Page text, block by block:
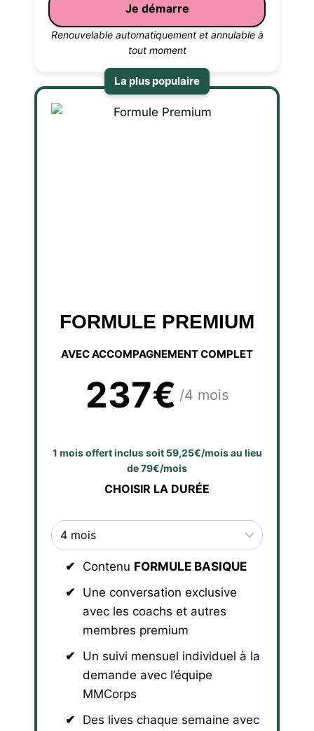
Je démarre
Renouvelable automatiquement et annulable à
tout moment
FORMULE PREMIUM
AVEC ACCOMPAGNEMENT COMPLET
237€ /4 mois
1 mois offert inclus soit 59,25€/mois au lieu
de 79€/mois
CHOISIR LA DURÉE
Contenu FORMULE BASIQUE
Une conversation exclusive
avec les coachs et autres
membres premium
Un suivi mensuel individuel à la
demande avec l’équipe
MMCorps
Des lives chaque semaine avec